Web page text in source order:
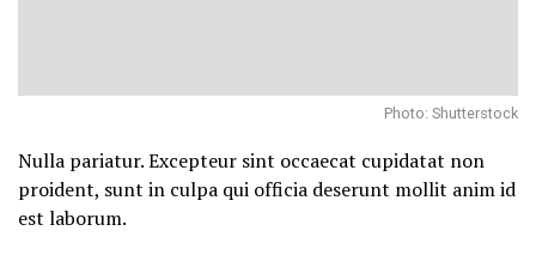
Photo: Shutterstock
Nulla pariatur. Excepteur sint occaecat cupidatat non
proident, sunt in culpa qui officia deserunt mollit anim id
est laborum.